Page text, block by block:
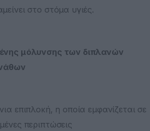
στο στόμα υγιές.
μόλυνσης των διπλανών
επιπλοκή, η οποία εμφανίζεται σε
περιπτώσεις